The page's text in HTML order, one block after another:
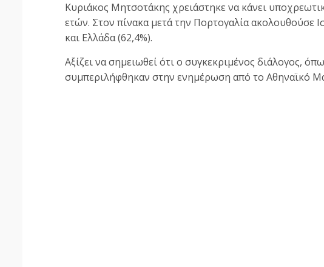
Κυριάκος Μητσοτάκης χρειάστηκε να κάνει
ετών. Στον πίνακα μετά την Πορτογαλία ακολουθούσε
και Ελλάδα (62,4%).
Αξίζει να σημειωθεί ότι ο συγκεκριμένος διάλογος,
συμπεριλήφθηκαν στην ενημέρωση από το Αθηναϊκό